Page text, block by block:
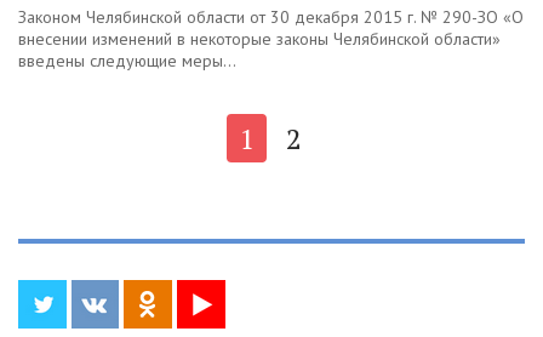
Законом Челябинской области от 30 декабря 2015 г. № 290-ЗО «О
внесении изменений в некоторые законы Челябинской области»
введены следующие меры...
1 2